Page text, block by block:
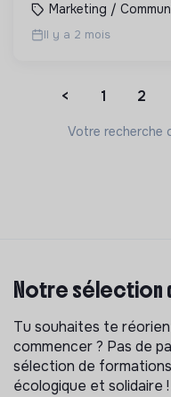
Marketing /
Il y a 2 mois
< 1 2
Votre recherche
Notre sélection
Tu souhaites te
commencer ? Pas de
sélection de
écologique et solidaire !